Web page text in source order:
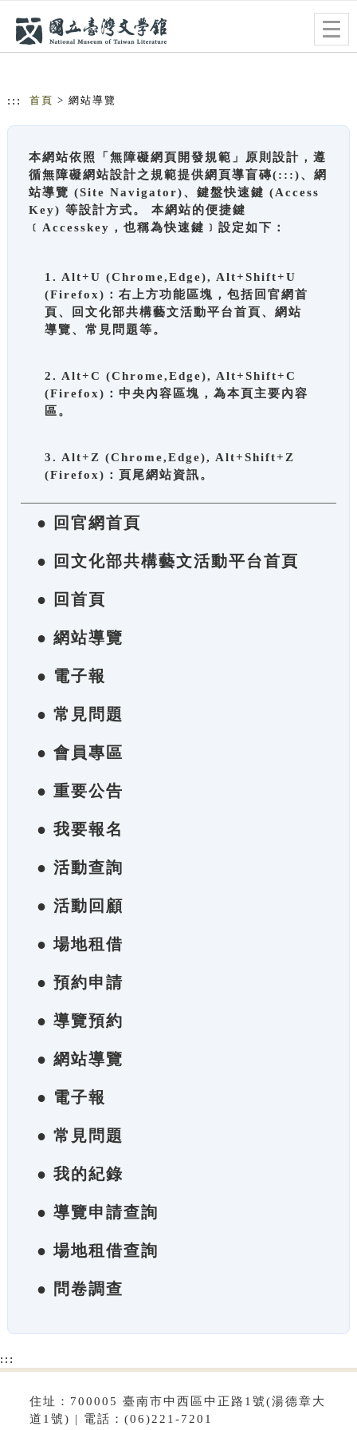
::: 首頁 > 網站導覽
本網站依照「無障礙網頁開發規範」原則設計，遵
循無障礙網站設計之規範提供網頁導盲磚(:::)、網
站導覽 (Site Navigator)、鍵盤快速鍵 (Access
Key) 等設計方式。 本網站的便捷鍵
﹝Accesskey，也稱為快速鍵﹞設定如下：
1. Alt+U (Chrome,Edge), Alt+Shift+U
(Firefox)：右上方功能區塊，包括回官網首
頁、回文化部共構藝文活動平台首頁、網站
導覽、常見問題等。
2. Alt+C (Chrome,Edge), Alt+Shift+C
(Firefox)：中央內容區塊，為本頁主要內容
區。
3. Alt+Z (Chrome,Edge), Alt+Shift+Z
(Firefox)：頁尾網站資訊。
● 回官網首頁
● 回文化部共構藝文活動平台首頁
● 回首頁
● 網站導覽
● 電子報
● 常見問題
● 會員專區
● 重要公告
● 我要報名
● 活動查詢
● 活動回顧
● 場地租借
● 預約申請
● 導覽預約
● 網站導覽
● 電子報
● 常見問題
● 我的紀錄
● 導覽申請查詢
● 場地租借查詢
● 問卷調查
:::
住址：700005 臺南市中西區中正路1號(湯德章大
道1號) | 電話：(06)221-7201